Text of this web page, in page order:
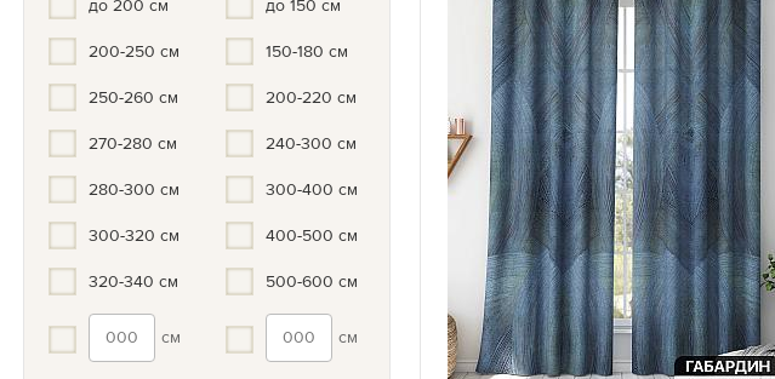
Серый
до 200 см
200-250 см
250-260 см
270-280 см
280-300 см
300-320 см
320-340 см
см
до 150 см
150-180 см
200-220 см
240-300 см
300-400 см
400-500 см
500-600 см
см